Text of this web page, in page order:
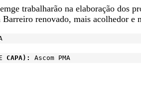
trabalharão na elaboração dos
renovado, mais acolhedor e
CAPA): Ascom PMA